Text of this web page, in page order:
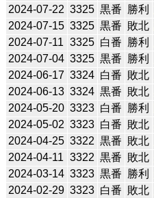
2024-07-22 3325 黒番 勝利
2024-07-15 3325 黒番 敗北
2024-07-11 3325 白番 勝利
2024-07-04 3325 黒番 勝利
2024-06-17 3324 白番 敗北
2024-06-13 3324 黒番 敗北
2024-05-20 3323 白番 勝利
2024-05-02 3323 白番 敗北
2024-04-25 3322 黒番 敗北
2024-04-11 3322 黒番 敗北
2024-03-14 3323 黒番 勝利
2024-02-29 3323 白番 敗北